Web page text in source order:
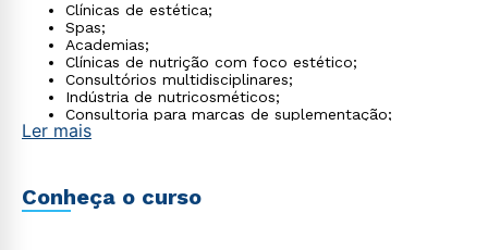
Clínicas de estética;
Spas;
Academias;
Clínicas de nutrição com foco estético;
Consultórios multidisciplinares;
Indústria de nutricosméticos;
Consultoria para marcas de suplementação;
Atendimento particular.
Ler mais
Conheça o curso